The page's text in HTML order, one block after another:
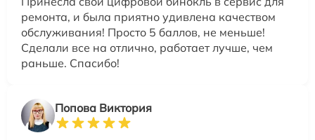
ремонта, и была приятно удивлена качеством
обслуживания! Просто 5 баллов, не меньше!
Сделали все на отлично, работает лучше, чем
раньше. Спасибо!
Попова Виктория